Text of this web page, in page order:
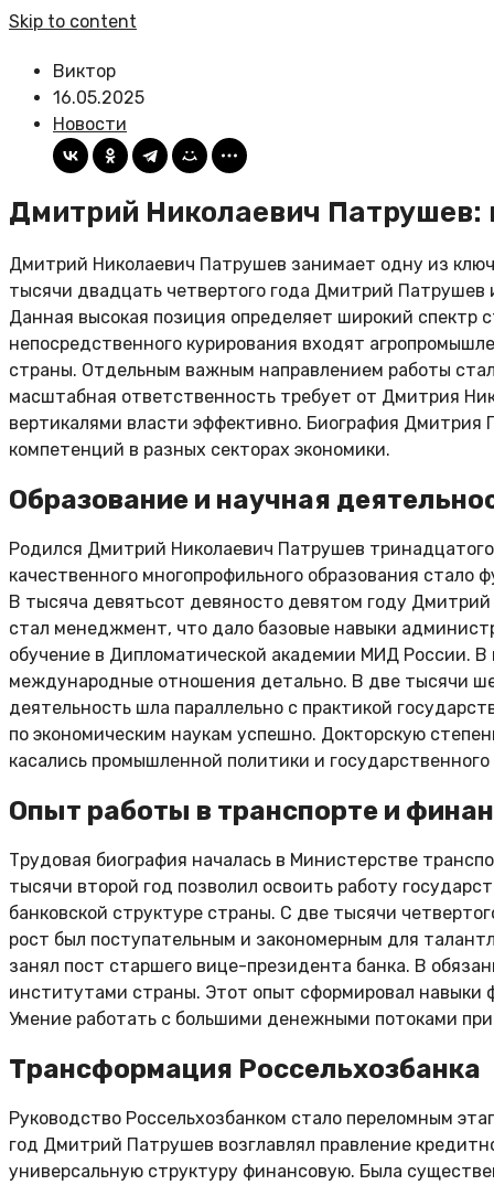
Skip to content
Виктор
16.05.2025
Новости
Дмитрий Николаевич Патрушев:
Дмитрий Николаевич Патрушев занимает одну из
тысячи двадцать четвертого года Дмитрий
Данная высокая позиция определяет широкий спектр
непосредственного курирования входят
страны. Отдельным важным направлением работы
масштабная ответственность требует от Дмитрия
вертикалями власти эффективно. Биография Дмитрия
компетенций в разных секторах экономики.
Образование и научная
Родился Дмитрий Николаевич Патрушев
качественного многопрофильного образования
В тысяча девятьсот девяносто девятом году
стал менеджмент, что дало базовые навыки
обучение в Дипломатической академии МИД России. В
международные отношения детально. В две тысячи
деятельность шла параллельно с практикой
по экономическим наукам успешно. Докторскую
касались промышленной политики и
Опыт работы в транспорте и
Трудовая биография началась в Министерстве
тысячи второй год позволил освоить работу
банковской структуре страны. С две тысячи
рост был поступательным и закономерным для
занял пост старшего вице-президента банка. В
институтами страны. Этот опыт сформировал навыки
Умение работать с большими денежными потоками
Трансформация Россельхозбанка
Руководство Россельхозбанком стало переломным
год Дмитрий Патрушев возглавлял правление
универсальную структуру финансовую. Была